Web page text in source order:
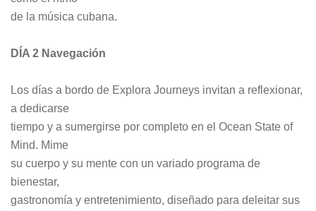
de la música cubana.
DÍA 2 Navegación
Los días a bordo de Explora Journeys invitan a reflexionar,
a dedicarse
tiempo y a sumergirse por completo en el Ocean State of
Mind. Mime
su cuerpo y su mente con un variado programa de
bienestar,
gastronomía y entretenimiento, diseñado para deleitar sus